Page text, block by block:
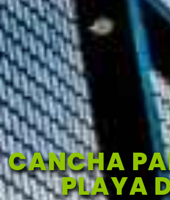
CANCHA
PLAYA